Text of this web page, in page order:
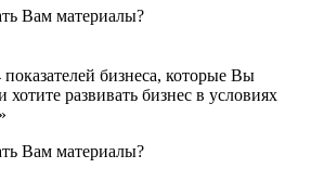
Вам материалы?
бизнеса, которые Вы
развивать бизнес в условиях
Вам материалы?